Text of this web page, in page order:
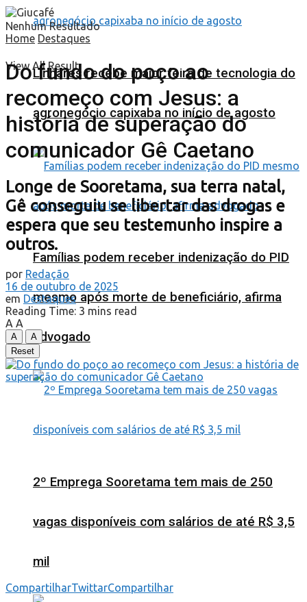
Linhares recebe maior feira de tecnologia do
agronegócio capixaba no início de agosto
Famílias podem receber indenização do PID
mesmo após morte de beneficiário, afirma
advogado
2º Emprega Sooretama tem mais de 250
vagas disponíveis com salários de até R$ 3,5
mil
Nenhum Resultado
View All Result
Home Destaques
Do fundo do poço ao
recomeço com Jesus: a
história de superação do
comunicador Gê Caetano
Longe de Sooretama, sua terra natal,
Gê conseguiu se libertar das drogas e
espera que seu testemunho inspire a
outros.
por Redação
16 de outubro de 2025
em Destaques
Reading Time: 3 mins read
A A
A
A
Reset
CompartilharTwittarCompartilhar